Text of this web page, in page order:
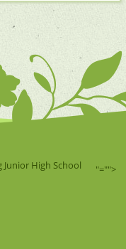
Junior High School
"="">